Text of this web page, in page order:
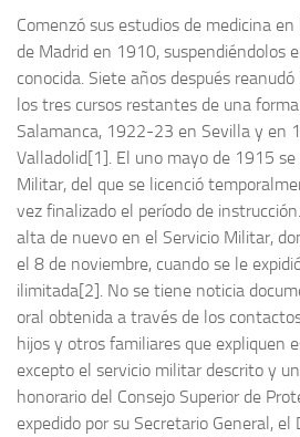
Comenzó sus estudios de medicina
de Madrid en 1910, suspendiéndolos
conocida. Siete años después
los tres cursos restantes de una
Salamanca, 1922-23 en Sevilla y en
Valladolid[1]. El uno mayo de 1915 se
Militar, del que se licenció
vez finalizado el período de
alta de nuevo en el Servicio Militar,
el 8 de noviembre, cuando se le
ilimitada[2]. No se tiene noticia
oral obtenida a través de los
hijos y otros familiares que expliquen
excepto el servicio militar descrito y
honorario del Consejo Superior de
expedido por su Secretario General, el